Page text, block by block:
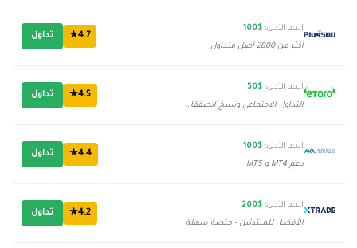
الحد الأدنى: $100
أكثر من 2800 أصل متداول
4.7★ تداول
الحد الأدنى: $50
التداول الاجتماعي ونسخ الصفقات
4.5★ تداول
الحد الأدنى: $100
دعم MT4 و MT5
4.4★ تداول
الحد الأدنى: $200
الأفضل للمبتدئين - منصة سهلة
4.2★ تداول